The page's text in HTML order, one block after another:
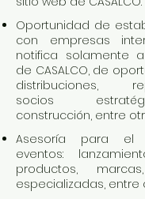
Oportunidad de
con empresas
notifica solamente
de CASALCO, de
distribuciones,
socios
construcción, entre
Asesoría para el
eventos:
productos,
especializadas, entre